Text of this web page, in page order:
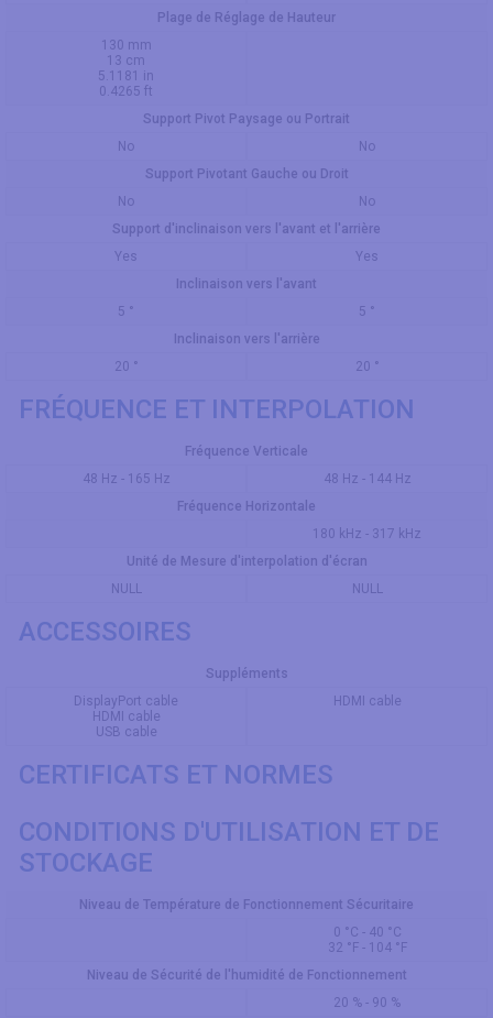
Plage de Réglage de Hauteur
130 mm
13 cm
5.1181 in
0.4265 ft
Support Pivot Paysage ou Portrait
No
No
Support Pivotant Gauche ou Droit
No
No
Support d'inclinaison vers l'avant et l'arrière
Yes
Yes
Inclinaison vers l'avant
5 °
5 °
Inclinaison vers l'arrière
20 °
20 °
FRÉQUENCE ET INTERPOLATION
Fréquence Verticale
48 Hz - 165 Hz
48 Hz - 144 Hz
Fréquence Horizontale
180 kHz - 317 kHz
Unité de Mesure d'interpolation d'écran
NULL
NULL
ACCESSOIRES
Suppléments
DisplayPort cable
HDMI cable
USB cable
HDMI cable
CERTIFICATS ET NORMES
CONDITIONS D'UTILISATION ET DE
STOCKAGE
Niveau de Température de Fonctionnement Sécuritaire
0 °C - 40 °C
32 °F - 104 °F
Niveau de Sécurité de l'humidité de Fonctionnement
20 % - 90 %